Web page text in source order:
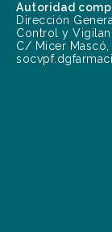
Autoridad
Dirección
Control y
C/ Micer Mascó,